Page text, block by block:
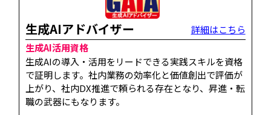
生成AIアドバイザー
詳細はこちら
生成AI活用資格
生成AIの導入・活用をリードできる実践スキルを資格
で証明します。社内業務の効率化と価値創出で評価が
上がり、社内DX推進で頼られる存在となり、昇進・転
職の武器にもなります。